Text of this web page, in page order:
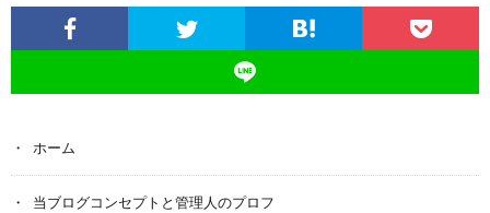
ホーム
当ブログコンセプトと管理人のプロフ